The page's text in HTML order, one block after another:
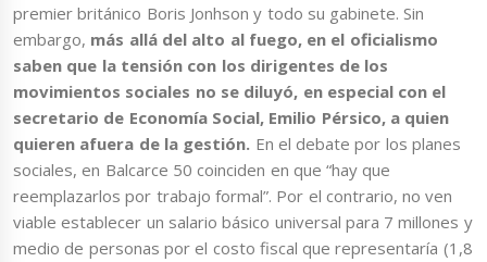
premier británico Boris Jonhson y todo su gabinete. Sin
embargo, más allá del alto al fuego, en el oficialismo
saben que la tensión con los dirigentes de los
movimientos sociales no se diluyó, en especial con el
secretario de Economía Social, Emilio Pérsico, a quien
quieren afuera de la gestión. En el debate por los planes
sociales, en Balcarce 50 coinciden en que “hay que
reemplazarlos por trabajo formal”. Por el contrario, no ven
viable establecer un salario básico universal para 7 millones y
medio de personas por el costo fiscal que representaría (1,8